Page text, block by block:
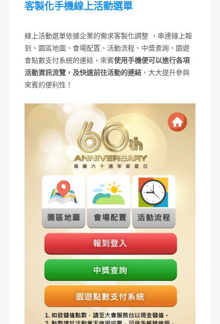
客製化手機線上活動選單
線上活動選單依據企業的需求客製化調整 ，串連線上報
到、園區地圖、會場配置、活動流程、中獎查詢、園遊
會點數支付系統的連結，來賓使用手機便可以進行各項
活動資訊流覽，及快速前往活動的連結 ，大大提升參與
來賓的便利性！